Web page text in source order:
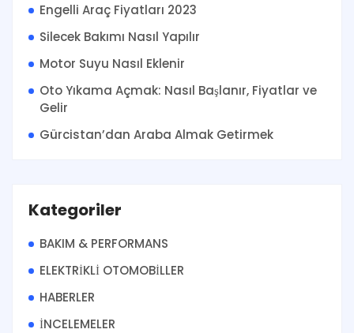
Engelli Araç Fiyatları 2023
Silecek Bakımı Nasıl Yapılır
Motor Suyu Nasıl Eklenir
Oto Yıkama Açmak: Nasıl Başlanır, Fiyatlar ve
Gelir
Gürcistan’dan Araba Almak Getirmek
Kategoriler
BAKIM & PERFORMANS
ELEKTRİKLİ OTOMOBİLLER
HABERLER
İNCELEMELER